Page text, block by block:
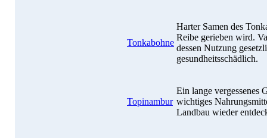
Tonkabohne
Harter Samen des
Reibe gerieben wird.
dessen Nutzung
gesundheitsschädlich.
Topinambur
Ein lange vergessenes
wichtiges
Landbau wieder